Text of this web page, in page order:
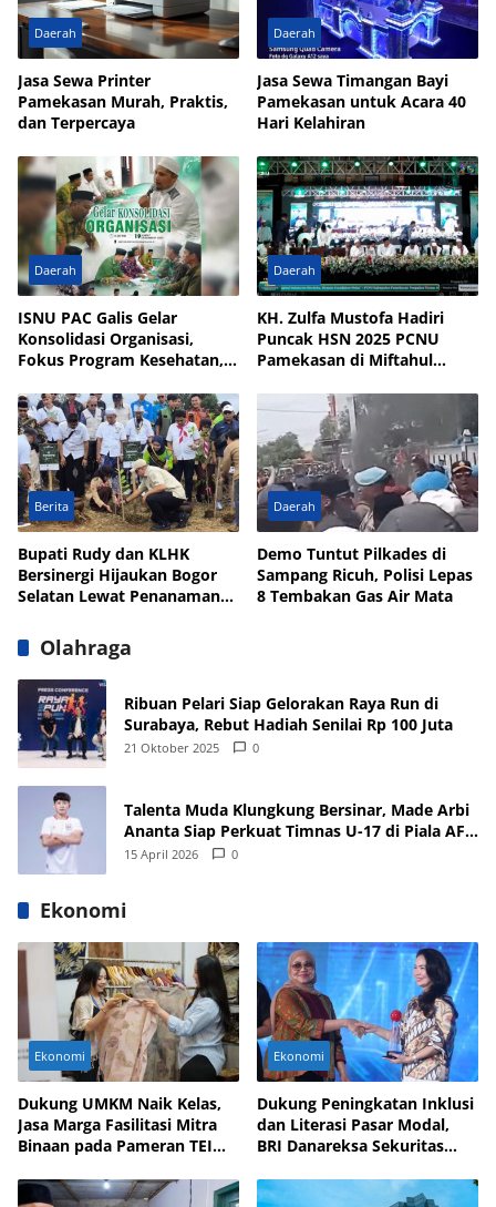
Daerah
Jasa Sewa Printer
Pamekasan Murah, Praktis,
dan Terpercaya
Daerah
Jasa Sewa Timangan Bayi
Pamekasan untuk Acara 40
Hari Kelahiran
Daerah
ISNU PAC Galis Gelar
Konsolidasi Organisasi,
Fokus Program Kesehatan,
Daerah
KH. Zulfa Mustofa Hadiri
Puncak HSN 2025 PCNU
Pamekasan di Miftahul
Berita
Bupati Rudy dan KLHK
Bersinergi Hijaukan Bogor
Selatan Lewat Penanaman
Daerah
Demo Tuntut Pilkades di
Sampang Ricuh, Polisi Lepas
8 Tembakan Gas Air Mata
Olahraga
Ribuan Pelari Siap Gelorakan Raya Run di
Surabaya, Rebut Hadiah Senilai Rp 100 Juta
21 Oktober 2025 0
Talenta Muda Klungkung Bersinar, Made Arbi
Ananta Siap Perkuat Timnas U-17 di Piala AFF
dan Asia 2026
15 April 2026 0
Ekonomi
Ekonomi
Dukung UMKM Naik Kelas,
Jasa Marga Fasilitasi Mitra
Binaan pada Pameran TEI
Ekonomi
Dukung Peningkatan Inklusi
dan Literasi Pasar Modal,
BRI Danareksa Sekuritas